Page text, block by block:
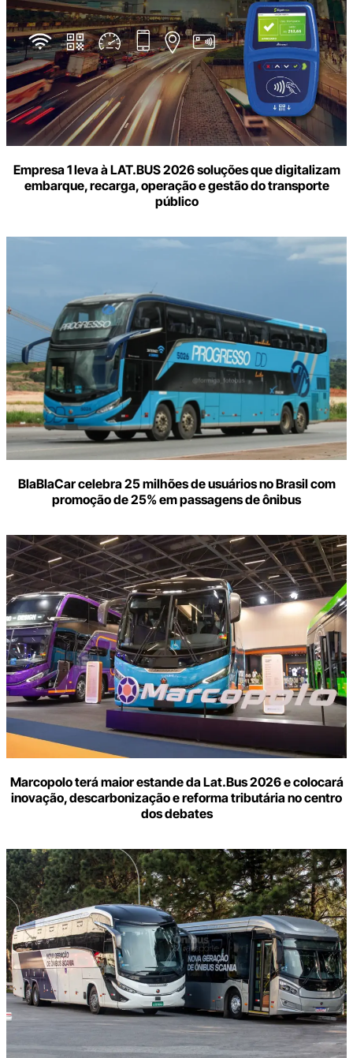
Empresa 1 leva à LAT.BUS 2026 soluções que digitalizam
embarque, recarga, operação e gestão do transporte
público
BlaBlaCar celebra 25 milhões de usuários no Brasil com
promoção de 25% em passagens de ônibus
Marcopolo terá maior estande da Lat.Bus 2026 e colocará
inovação, descarbonização e reforma tributária no centro
dos debates